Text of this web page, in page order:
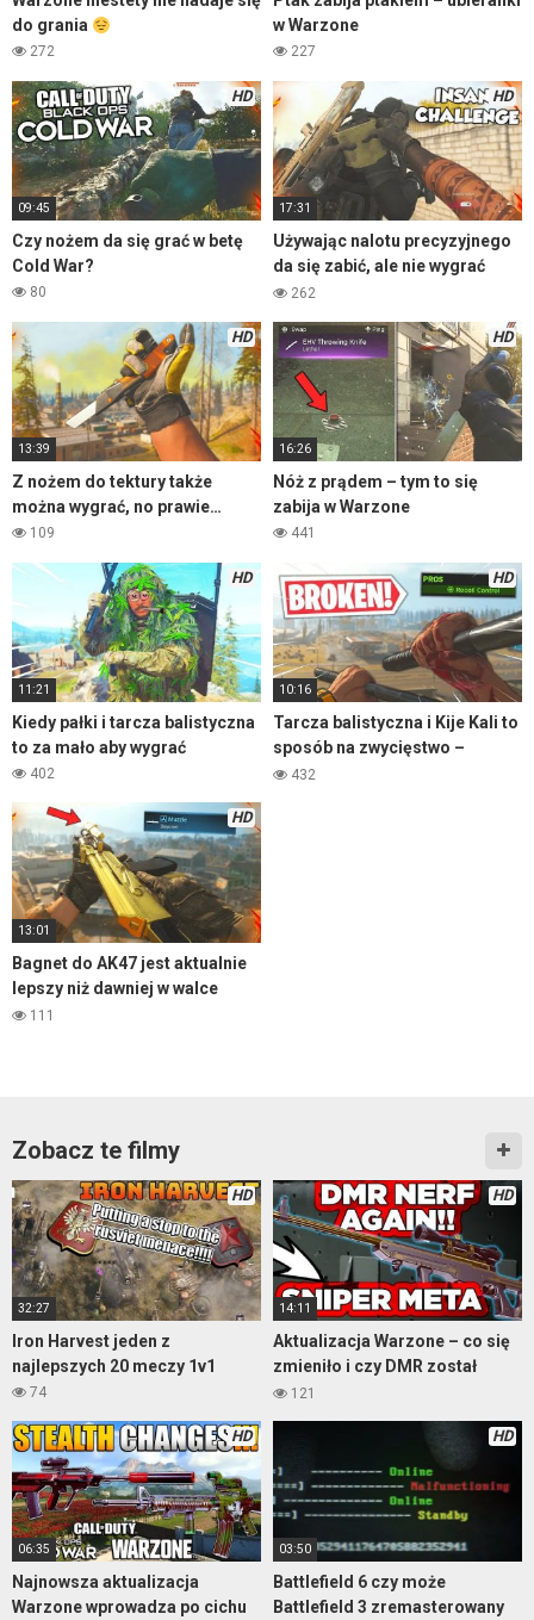
do grania
272
w Warzone
227
HD
09:45
Czy nożem da się grać w betę
Cold War?
80
HD
17:31
Używając nalotu precyzyjnego
da się zabić, ale nie wygrać
mecz
262
HD
13:39
Z nożem do tektury także
można wygrać, no prawie…
109
HD
16:26
Nóż z prądem – tym to się
zabija w Warzone
441
HD
11:21
Kiedy pałki i tarcza balistyczna
to za mało aby wygrać
402
HD
10:16
Tarcza balistyczna i Kije Kali to
sposób na zwycięstwo –
Warzone
432
HD
13:01
Bagnet do AK47 jest aktualnie
lepszy niż dawniej w walce
wręcz
111
Zobacz te filmy
HD
32:27
Iron Harvest jeden z
najlepszych 20 meczy 1v1
74
HD
14:11
Aktualizacja Warzone – co się
zmieniło i czy DMR został
znerfiony?
121
HD
06:35
Najnowsza aktualizacja
Warzone wprowadza po cichu
HD
03:50
Battlefield 6 czy może
Battlefield 3 zremasterowany